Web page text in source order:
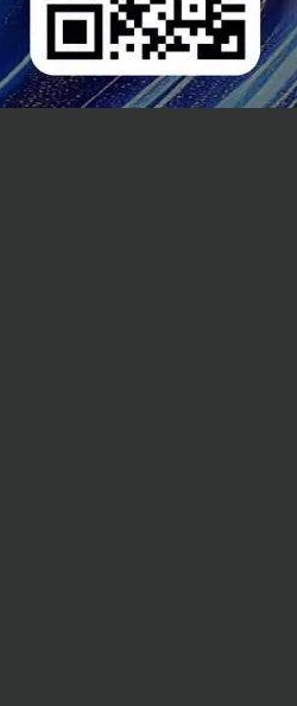
Dishdash
Cloud Kitchen